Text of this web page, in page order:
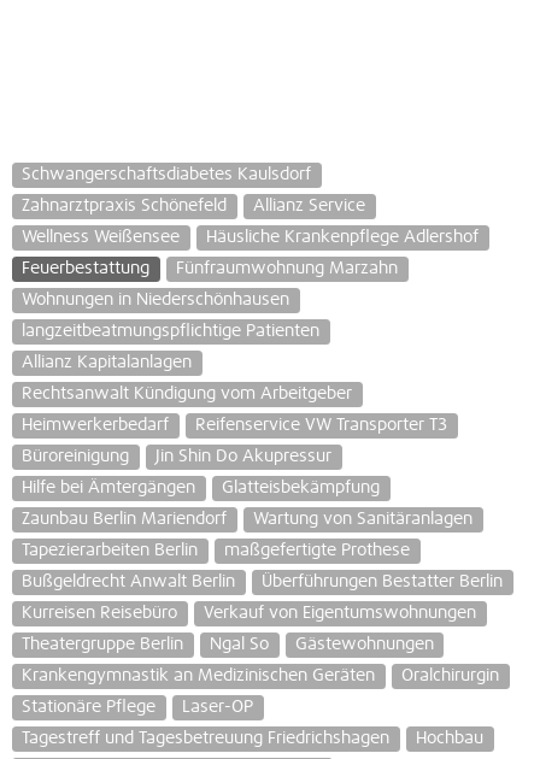
Schwangerschaftsdiabetes Kaulsdorf
Zahnarztpraxis Schönefeld
Allianz Service
Wellness Weißensee
Häusliche Krankenpflege Adlershof
Feuerbestattung
Fünfraumwohnung Marzahn
Wohnungen in Niederschönhausen
langzeitbeatmungspflichtige Patienten
Allianz Kapitalanlagen
Rechtsanwalt Kündigung vom Arbeitgeber
Heimwerkerbedarf
Reifenservice VW Transporter T3
Büroreinigung
Jin Shin Do Akupressur
Hilfe bei Ämtergängen
Glatteisbekämpfung
Zaunbau Berlin Mariendorf
Wartung von Sanitäranlagen
Tapezierarbeiten Berlin
maßgefertigte Prothese
Bußgeldrecht Anwalt Berlin
Überführungen Bestatter Berlin
Kurreisen Reisebüro
Verkauf von Eigentumswohnungen
Theatergruppe Berlin
Ngal So
Gästewohnungen
Krankengymnastik an Medizinischen Geräten
Oralchirurgin
Stationäre Pflege
Laser-OP
Tagestreff und Tagesbetreuung Friedrichshagen
Hochbau